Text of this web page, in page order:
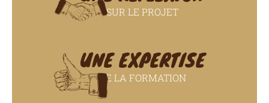
SUR LE PROJET
UNE EXPERTISE
DE LA FORMATION